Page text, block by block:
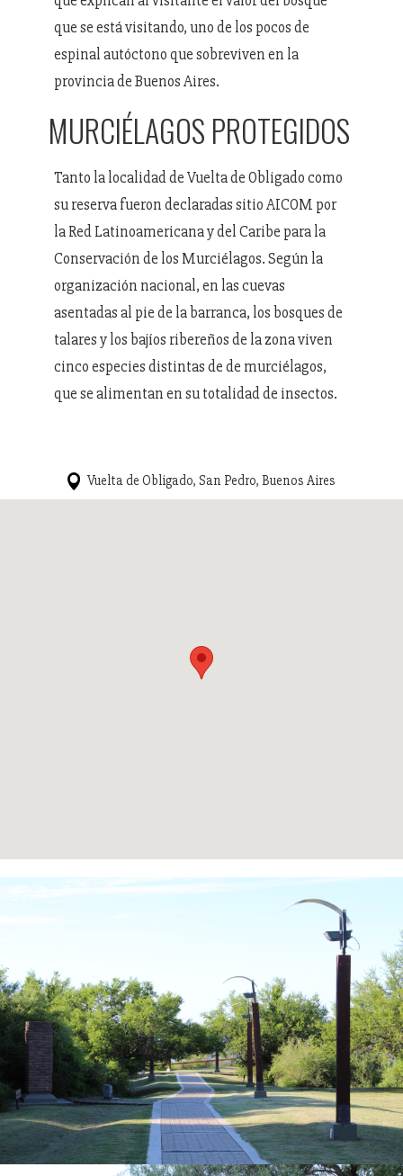
que se está visitando, uno de los pocos de
espinal autóctono que sobreviven en la
provincia de Buenos Aires.
MURCIÉLAGOS PROTEGIDOS
Tanto la localidad de Vuelta de Obligado como
su reserva fueron declaradas sitio AICOM por
la Red Latinoamericana y del Caribe para la
Conservación de los Murciélagos. Según la
organización nacional, en las cuevas
asentadas al pie de la barranca, los bosques de
talares y los bajíos ribereños de la zona viven
cinco especies distintas de de murciélagos,
que se alimentan en su totalidad de insectos.
Vuelta de Obligado, San Pedro, Buenos Aires